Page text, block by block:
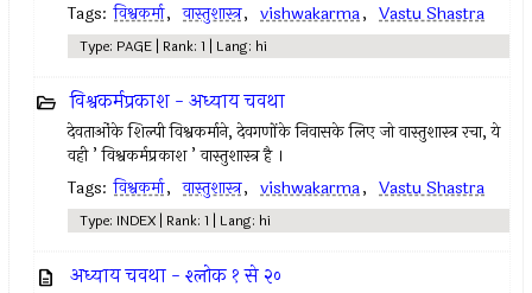
Tags: विश्वकर्मा, वास्तुशास्त्र, vishwakarma, Vastu Shastra
Type: PAGE | Rank: 1 | Lang: hi
विश्वकर्मप्रकाश - अध्याय चवथा
देवताओंके शिल्पी विश्वकर्माने, देवगणोंके निवासके लिए जो वास्तुशास्त्र रचा, ये
वही ’ विश्वकर्मप्रकाश ’ वास्तुशास्त्र है ।
Tags: विश्वकर्मा, वास्तुशास्त्र, vishwakarma, Vastu Shastra
Type: INDEX | Rank: 1 | Lang: hi
अध्याय चवथा - श्लोक १ से २०